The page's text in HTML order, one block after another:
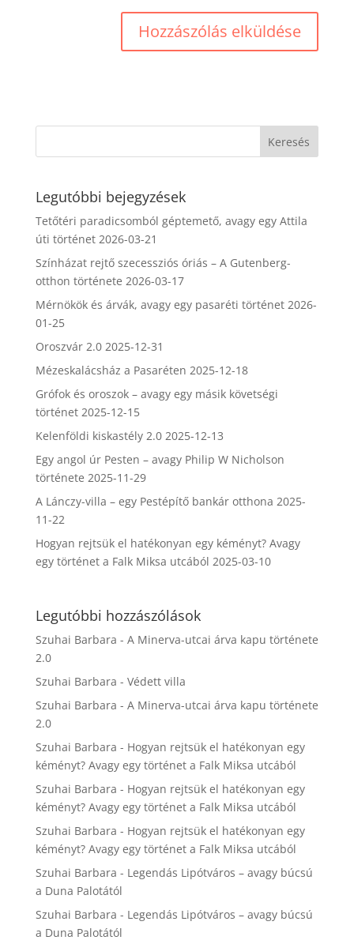
Hozzászólás elküldése
Legutóbbi bejegyzések
Tetőtéri paradicsomból géptemető, avagy egy Attila
úti történet 2026-03-21
Színházat rejtő szecessziós óriás – A Gutenberg-
otthon története 2026-03-17
Mérnökök és árvák, avagy egy pasaréti történet 2026-
01-25
Oroszvár 2.0 2025-12-31
Mézeskalácsház a Pasaréten 2025-12-18
Grófok és oroszok – avagy egy másik követségi
történet 2025-12-15
Kelenföldi kiskastély 2.0 2025-12-13
Egy angol úr Pesten – avagy Philip W Nicholson
története 2025-11-29
A Lánczy-villa – egy Pestépítő bankár otthona 2025-
11-22
Hogyan rejtsük el hatékonyan egy kéményt? Avagy
egy történet a Falk Miksa utcából 2025-03-10
Legutóbbi hozzászólások
Szuhai Barbara - A Minerva-utcai árva kapu története
2.0
Szuhai Barbara - Védett villa
Szuhai Barbara - A Minerva-utcai árva kapu története
2.0
Szuhai Barbara - Hogyan rejtsük el hatékonyan egy
kéményt? Avagy egy történet a Falk Miksa utcából
Szuhai Barbara - Hogyan rejtsük el hatékonyan egy
kéményt? Avagy egy történet a Falk Miksa utcából
Szuhai Barbara - Hogyan rejtsük el hatékonyan egy
kéményt? Avagy egy történet a Falk Miksa utcából
Szuhai Barbara - Legendás Lipótváros – avagy búcsú
a Duna Palotától
Szuhai Barbara - Legendás Lipótváros – avagy búcsú
a Duna Palotától